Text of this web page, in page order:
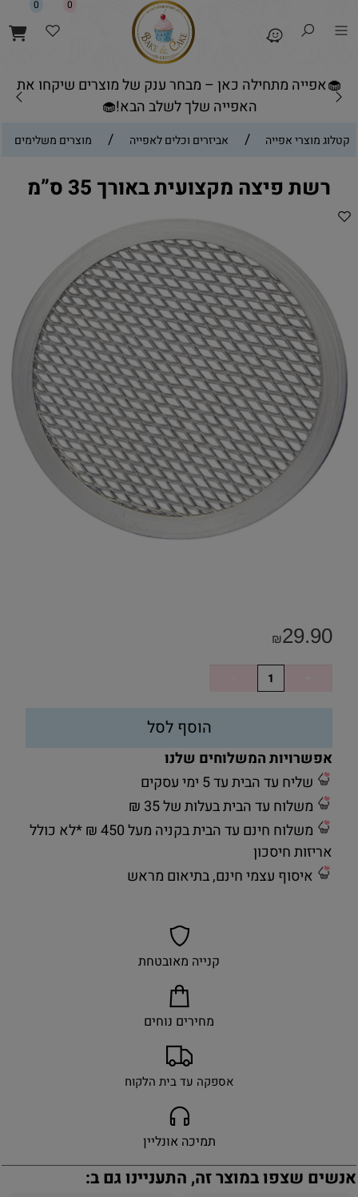
🧁אפייה מתחילה כאן – מבחר ענק של מוצרים שיקחו את
האפייה שלך לשלב הבא!🧁
0 0
קטלוג מוצרי אפייה / אביזרים וכלים לאפייה / מוצרים משלימים
רשת פיצה מקצועית באורך 35 ס”מ
₪29.90
הוסף לסל
אפשרויות המשלוחים שלנו
שליח עד הבית עד 5 ימי עסקים
משלוח עד הבית בעלות של 35 ₪
משלוח חינם עד הבית בקניה מעל 450 ₪ *לא כולל
אריזות חיסכון
איסוף עצמי חינם, בתיאום מראש
קנייה מאובטחת
מחירים נוחים
אספקה עד בית הלקוח
תמיכה אונליין
אנשים שצפו במוצר זה, התעניינו גם ב: